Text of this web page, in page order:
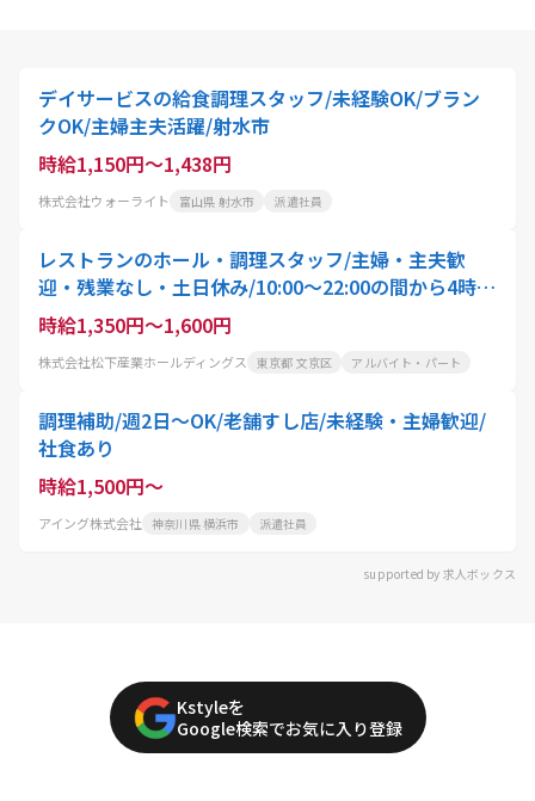
デイサービスの給食調理スタッフ/未経験OK/ブラン
クOK/主婦主夫活躍/射水市
時給1,150円～1,438円
株式会社ウォーライト 富山県 射水市 派遣社員
レストランのホール・調理スタッフ/主婦・主夫歓
迎・残業なし・土日休み/10:00〜22:00の間から4時
間〜就業可能/スタッフ・アクティオ
時給1,350円～1,600円
株式会社松下産業ホールディングス 東京都 文京区 アルバイト・パート
調理補助/週2日～OK/老舗すし店/未経験・主婦歓迎/
社食あり
時給1,500円～
アイング株式会社 神奈川県 横浜市 派遣社員
supported by 求人ボックス
Kstyleを
Google検索でお気に入り登録